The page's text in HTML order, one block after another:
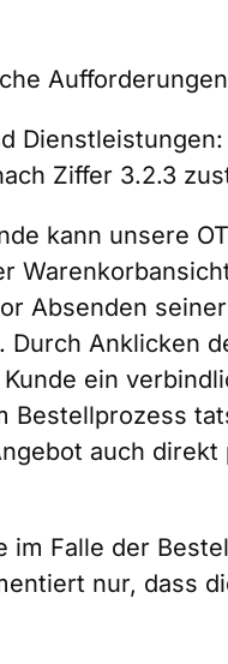
Ziffer 3.2.3
kann unsere
Absenden
Anklicken
ein
Bestellprozess
auch
Falle der
nur, dass